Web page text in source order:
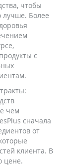
чтобы
лучше. Более
с
чем
сначала
от
клиента. В
цене.